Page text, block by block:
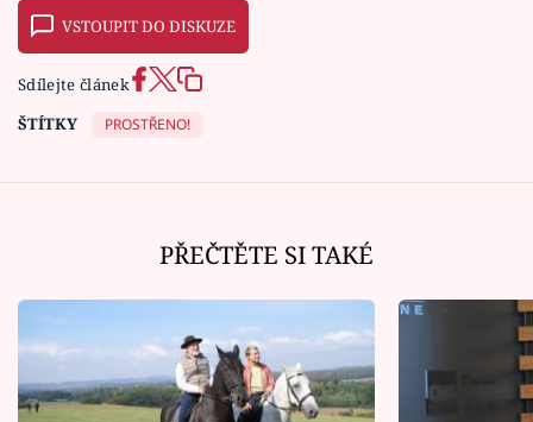
VSTOUPIT DO DISKUZE
Sdílejte článek
ŠTÍTKY
PROSTŘENO!
PŘEČTĚTE SI TAKÉ